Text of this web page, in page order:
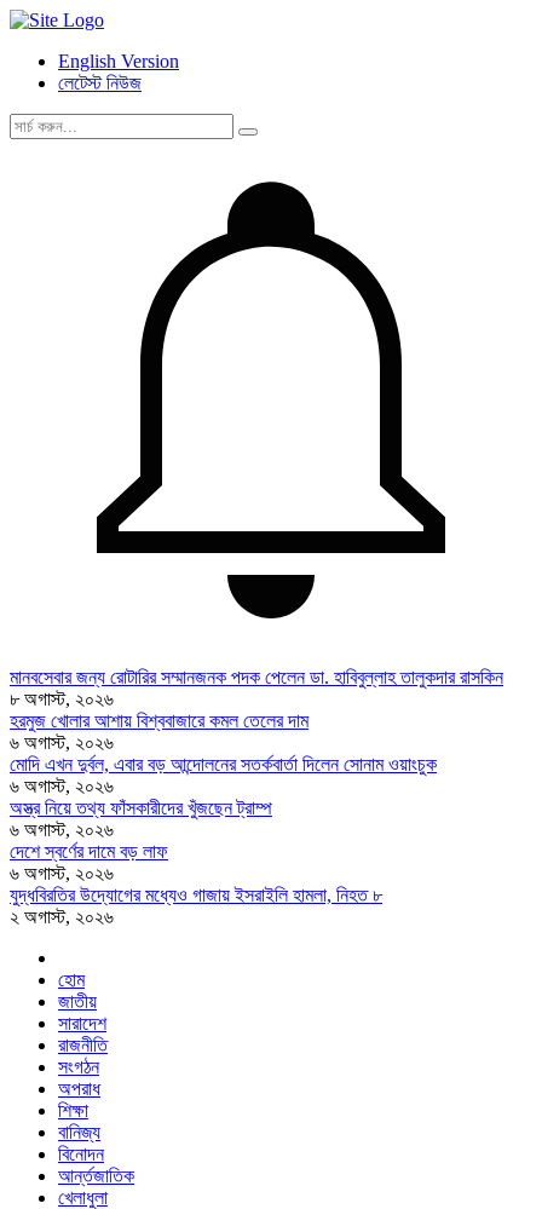
English Version
লেটেস্ট নিউজ
মানবসেবার জন্য রোটারির সম্মানজনক পদক পেলেন ডা. হাবিবুল্লাহ তালুকদার রাসকিন
৮ অগাস্ট, ২০২৬
হরমুজ খোলার আশায় বিশ্ববাজারে কমল তেলের দাম
৬ অগাস্ট, ২০২৬
মোদি এখন দুর্বল, এবার বড় আন্দোলনের সতর্কবার্তা দিলেন সোনাম ওয়াংচুক
৬ অগাস্ট, ২০২৬
অস্ত্র নিয়ে তথ্য ফাঁসকারীদের খুঁজছেন ট্রাম্প
৬ অগাস্ট, ২০২৬
দেশে স্বর্ণের দামে বড় লাফ
৬ অগাস্ট, ২০২৬
যুদ্ধবিরতির উদ্যোগের মধ্যেও গাজায় ইসরাইলি হামলা, নিহত ৮
২ অগাস্ট, ২০২৬
হোম
জাতীয়
সারাদেশ
রাজনীতি
সংগঠন
অপরাধ
শিক্ষা
বানিজ্য
বিনোদন
আর্ন্তজাতিক
খেলাধুলা